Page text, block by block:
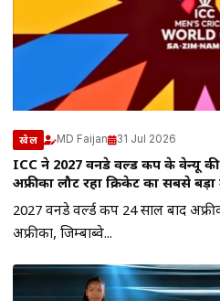
खेल MD Faijan 31 Jul 2026
ICC ने 2027 वनडे वर्ल्ड कप के वेन्यू
अफ्रीका लौट रहा क्रिकेट का सबसे
2027 वनडे वर्ल्ड कप 24 साल बाद
अफ्रीका, जिम्बाब्वे...